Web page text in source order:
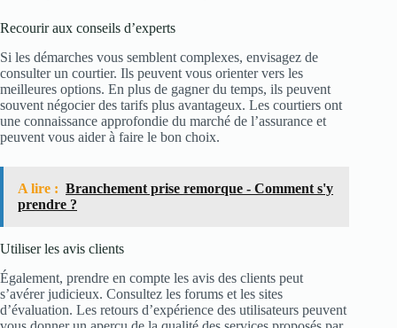
Recourir aux conseils d’experts
Si les démarches vous semblent complexes, envisagez de
consulter un courtier. Ils peuvent vous orienter vers les
meilleures options. En plus de gagner du temps, ils peuvent
souvent négocier des tarifs plus avantageux. Les courtiers ont
une connaissance approfondie du marché de l’assurance et
peuvent vous aider à faire le bon choix.
A lire : Branchement prise remorque - Comment s'y
prendre ?
Utiliser les avis clients
Également, prendre en compte les avis des clients peut
s’avérer judicieux. Consultez les forums et les sites
d’évaluation. Les retours d’expérience des utilisateurs peuvent